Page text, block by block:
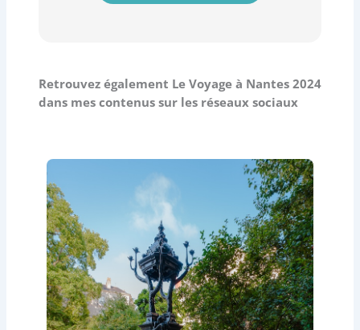
Retrouvez également Le Voyage à Nantes 2024
dans mes contenus sur les réseaux sociaux